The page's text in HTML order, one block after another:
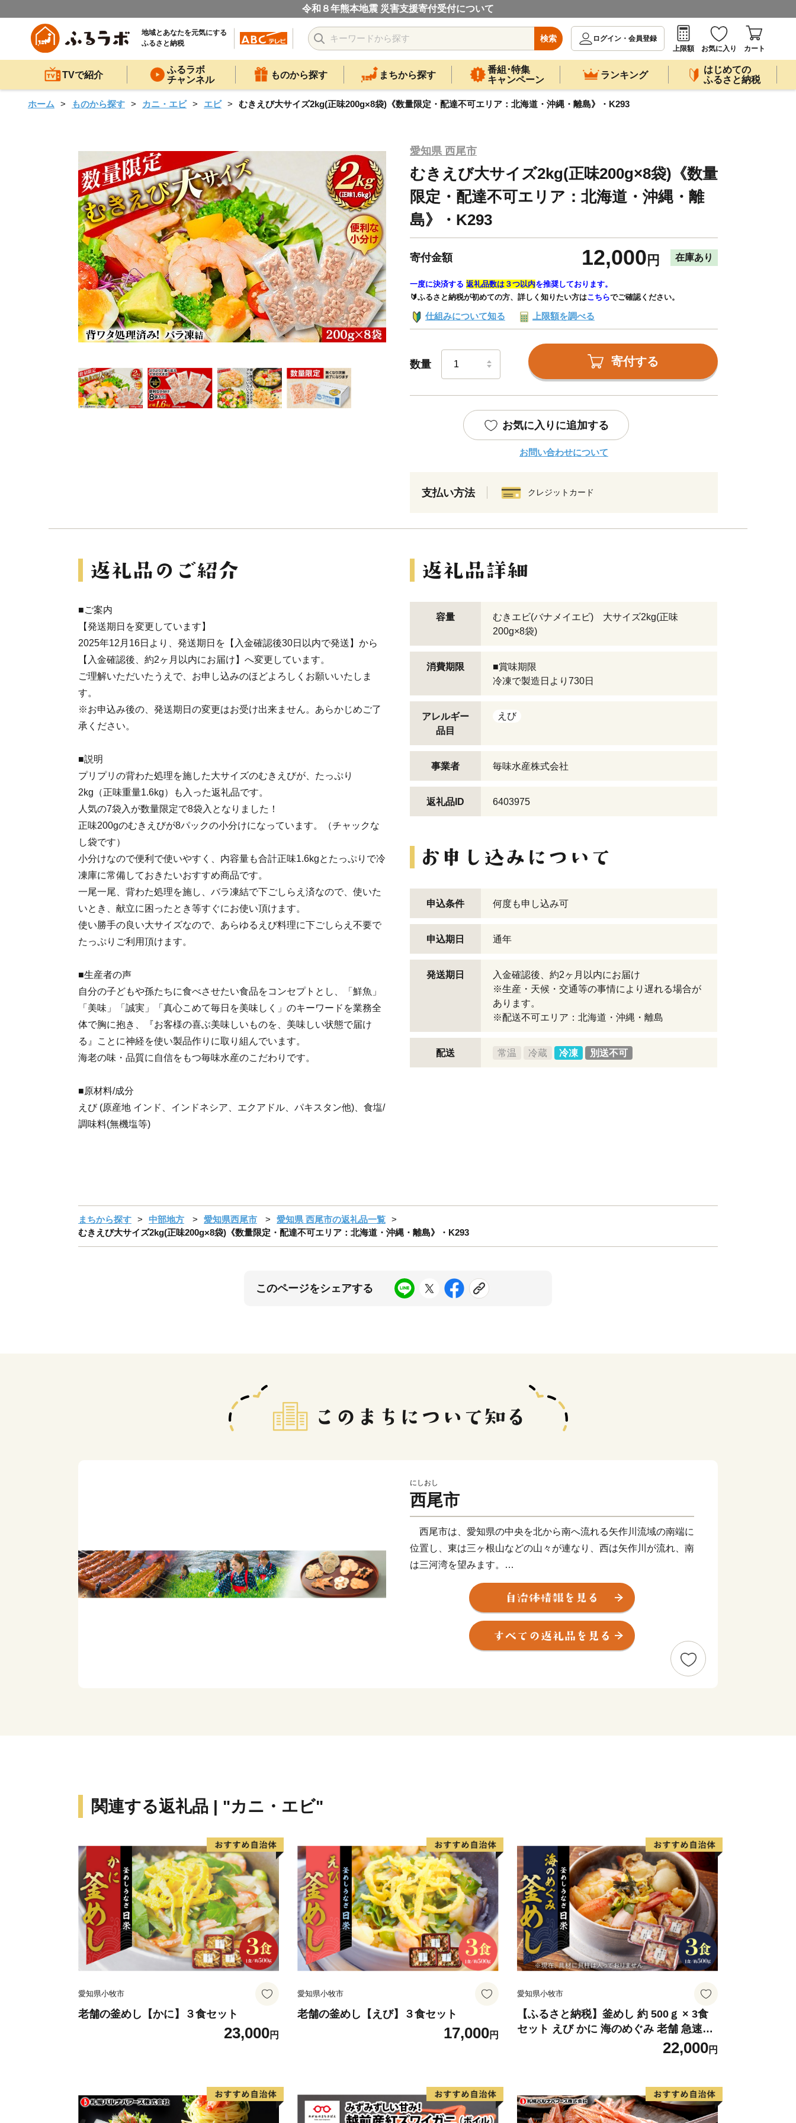
令和８年熊本地震 災害支援寄付受付について
地域とあなたを元気にする
ふるさと納税
検索
ログイン・会員登録
上限額
お気に入り カート
TVで紹介
ふるラボ
チャンネル
ものから探す まちから探す
番組･特集
キャンペーン
ランキング
はじめての
ふるさと納税
ホーム ものから探す カニ・エビ エビ むきえび大サイズ2kg(正味200g×8袋)《数量限定・配達不可エリア：北海道・沖縄・離島》・K293
愛知県 西尾市
むきえび大サイズ2kg(正味200g×8袋)《数量
限定・配達不可エリア：北海道・沖縄・離
島》・K293
寄付金額 12,000 円 在庫あり
一度に決済する 返礼品数は３つ以内を推奨しております。
🔰ふるさと納税が初めての方、詳しく知りたい方はこちらでご確認ください。
仕組みについて知る 上限額を調べる
数量 寄付する
お気に入りに追加する
お問い合わせについて
支払い方法 クレジットカード
■ご案内
【発送期日を変更しています】
2025年12月16日より、発送期日を【入金確認後30日以内で発送】から
【入金確認後、約2ヶ月以内にお届け】へ変更しています。
ご理解いただいたうえで、お申し込みのほどよろしくお願いいたしま
す。
※お申込み後の、発送期日の変更はお受け出来ません。あらかじめご了
承ください。
■説明
プリプリの背わた処理を施した大サイズのむきえびが、たっぷり
2kg（正味重量1.6kg）も入った返礼品です。
人気の7袋入が数量限定で8袋入となりました！
正味200gのむきえびが8パックの小分けになっています。（チャックな
し袋です）
小分けなので便利で使いやすく、内容量も合計正味1.6kgとたっぷりで冷
凍庫に常備しておきたいおすすめ商品です。
一尾一尾、背わた処理を施し、バラ凍結で下ごしらえ済なので、使いた
いとき、献立に困ったとき等すぐにお使い頂けます。
使い勝手の良い大サイズなので、あらゆるえび料理に下ごしらえ不要で
たっぷりご利用頂けます。
■生産者の声
自分の子どもや孫たちに食べさせたい食品をコンセプトとし、「鮮魚」
「美味」「誠実」「真心こめて毎日を美味しく」のキーワードを業務全
体で胸に抱き、『お客様の喜ぶ美味しいものを、美味しい状態で届け
る』ことに神経を使い製品作りに取り組んでいます。
海老の味・品質に自信をもつ毎味水産のこだわりです。
■原材料/成分
えび (原産地 インド、インドネシア、エクアドル、パキスタン他)、食塩/
調味料(無機塩等)
容量
むきエビ(バナメイエビ) 大サイズ2kg(正味
200g×8袋)
消費期限
■賞味期限
冷凍で製造日より730日
アレルギー
品目
えび
事業者 毎味水産株式会社
返礼品ID 6403975
申込条件 何度も申し込み可
申込期日 通年
発送期日
入金確認後、約2ヶ月以内にお届け
※生産・天候・交通等の事情により遅れる場合が
あります。
※配送不可エリア：北海道・沖縄・離島
配送 常温 冷蔵 冷凍 別送不可
まちから探す 中部地方 愛知県西尾市
愛知県 西尾市の返礼品一覧
むきえび大サイズ2kg(正味200g×8袋)《数量限定・配達不可エリア：北海道・沖縄・離島》・K293
このページをシェアする
にしおし
西尾市
西尾市は、愛知県の中央を北から南へ流れる矢作川流域の南端に
位置し、東は三ヶ根山などの山々が連なり、西は矢作川が流れ、南
は三河湾を望みます。
鎌倉時代に足利義氏によって築かれたと伝えられる「西条城」は、
この地域の拠点として発展を続け、「西尾城」と改称された江戸時
代に城下町が形成されました。明和元年（1764年）、大給松平家
の居城となると、六万石城下町として商業がさらに賑わいを見せる
ようになり、その栄華は祇園祭として有形無形で今も大切に残され
全国に誇る三大ブランドです。
また、市内には歴史的な史跡や名所が点在し、伝統的な祭りや民
俗芸能も多く伝えられているほか、海・山・川など自然環境も豊か
な「自然と文化と人々がとけあい、心豊かに暮らせるまち」それが
六万石城下町・西尾です。
【お問い合わせ先】
■ 返礼品・配送に関する問い合わせ
※西尾市は、返礼品に関する事務を外部委託しています。
TEL：0563-57-7882
Mail：furusato@katch.ne.jp
（シフトプラス株式会社）
※西尾市は、ワンストップ特例申請受付業務を外部委託しています
関連する返礼品 | "カニ・エビ"
愛知県小牧市
老舗の釜めし【かに】３食セット
23,000円
愛知県小牧市
老舗の釜めし【えび】３食セット
17,000円
愛知県小牧市
【ふるさと納税】釜めし 約 500ｇ × 3食
セット えび かに 海のめぐみ 老舗 急速冷
凍 レンチン 時短 簡単調理 食品 加工品 ご
飯 お弁当 おにぎり お茶漬け お取り寄せ
22,000円